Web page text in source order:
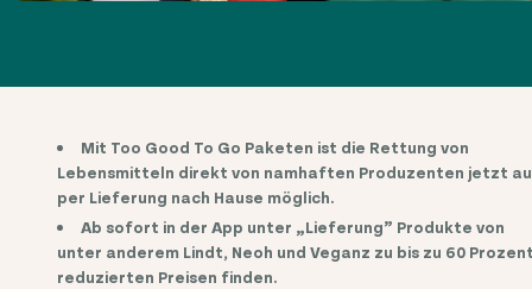
Mit Too Good To Go Paketen ist die Rettung von
Lebensmitteln direkt von namhaften Produzenten jetzt
per Lieferung nach Hause möglich.
Ab sofort in der App unter „Lieferung” Produkte von
unter anderem Lindt, Neoh und Veganz zu bis zu 60
reduzierten Preisen finden.